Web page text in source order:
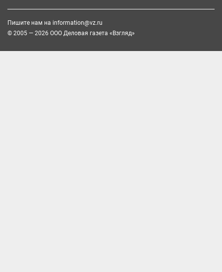
Пишите нам на information@vz.ru
© 2005 — 2026 ООО Деловая газета «Взгляд»